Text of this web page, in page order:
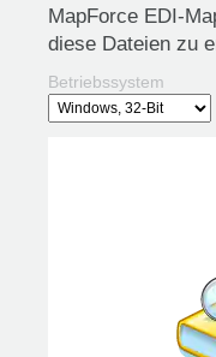
MapForce EDI-
diese Dateien zu
Betriebssystem